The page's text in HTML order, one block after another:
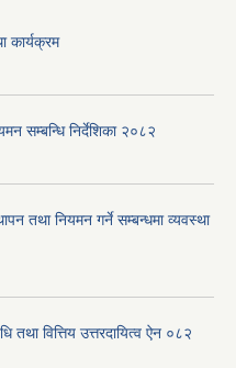
कार्यक्रम
सम्बन्धि निर्देशिका २०८२
तथा नियमन गर्ने सम्बन्धमा व्यवस्था
तथा वित्तिय उत्तरदायित्व ऐन ०८२